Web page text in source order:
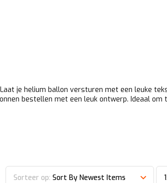
je helium ballon versturen met een leuke
bestellen met een leuk ontwerp. Ideaal om
Sorteer op: Sort By Newest Items